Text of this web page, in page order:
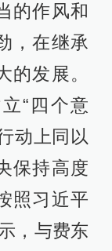
的作风和
，在继承
的发展。
“四个意
动上同以
保持高度
照习近平
，与费东